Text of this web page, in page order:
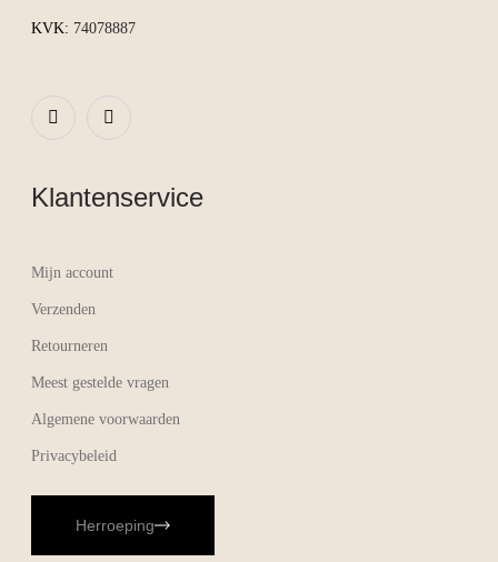
KVK: 74078887
Klantenservice
Mijn account
Verzenden
Retourneren
Meest gestelde vragen
Algemene voorwaarden
Privacybeleid
Herroeping